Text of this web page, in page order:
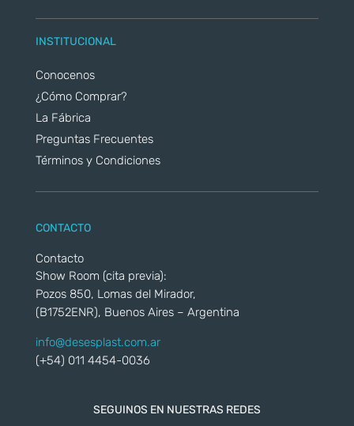
INSTITUCIONAL
Conocenos
¿Cómo Comprar?
La Fábrica
Preguntas Frecuentes
Términos y Condiciones
CONTACTO
Contacto
Show Room (cita previa):
Pozos 850, Lomas del Mirador,
(B1752ENR), Buenos Aires – Argentina
info@desesplast.com.ar
(+54) 011 4454-0036
SEGUINOS EN NUESTRAS REDES